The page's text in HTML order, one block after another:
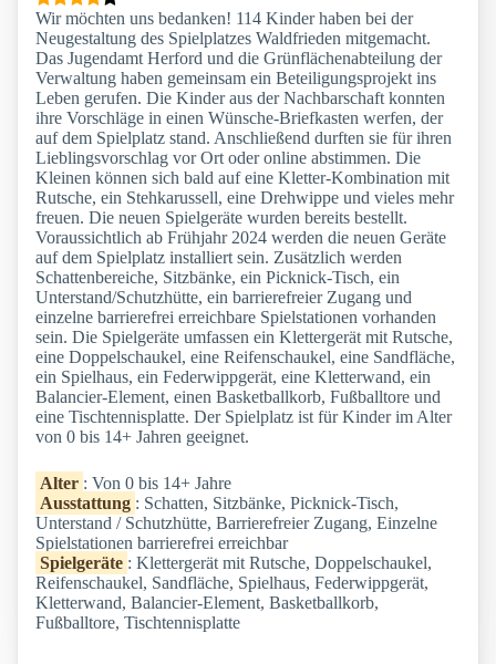
Wir möchten uns bedanken! 114 Kinder haben bei der
Neugestaltung des Spielplatzes Waldfrieden mitgemacht.
Das Jugendamt Herford und die Grünflächenabteilung der
Verwaltung haben gemeinsam ein Beteiligungsprojekt ins
Leben gerufen. Die Kinder aus der Nachbarschaft konnten
ihre Vorschläge in einen Wünsche-Briefkasten werfen, der
auf dem Spielplatz stand. Anschließend durften sie für ihren
Lieblingsvorschlag vor Ort oder online abstimmen. Die
Kleinen können sich bald auf eine Kletter-Kombination mit
Rutsche, ein Stehkarussell, eine Drehwippe und vieles mehr
freuen. Die neuen Spielgeräte wurden bereits bestellt.
Voraussichtlich ab Frühjahr 2024 werden die neuen Geräte
auf dem Spielplatz installiert sein. Zusätzlich werden
Schattenbereiche, Sitzbänke, ein Picknick-Tisch, ein
Unterstand/Schutzhütte, ein barrierefreier Zugang und
einzelne barrierefrei erreichbare Spielstationen vorhanden
sein. Die Spielgeräte umfassen ein Klettergerät mit Rutsche,
eine Doppelschaukel, eine Reifenschaukel, eine Sandfläche,
ein Spielhaus, ein Federwippgerät, eine Kletterwand, ein
Balancier-Element, einen Basketballkorb, Fußballtore und
eine Tischtennisplatte. Der Spielplatz ist für Kinder im Alter
von 0 bis 14+ Jahren geeignet.
Alter : Von 0 bis 14+ Jahre
Ausstattung : Schatten, Sitzbänke, Picknick-Tisch,
Unterstand / Schutzhütte, Barrierefreier Zugang, Einzelne
Spielstationen barrierefrei erreichbar
Spielgeräte : Klettergerät mit Rutsche, Doppelschaukel,
Reifenschaukel, Sandfläche, Spielhaus, Federwippgerät,
Kletterwand, Balancier-Element, Basketballkorb,
Fußballtore, Tischtennisplatte